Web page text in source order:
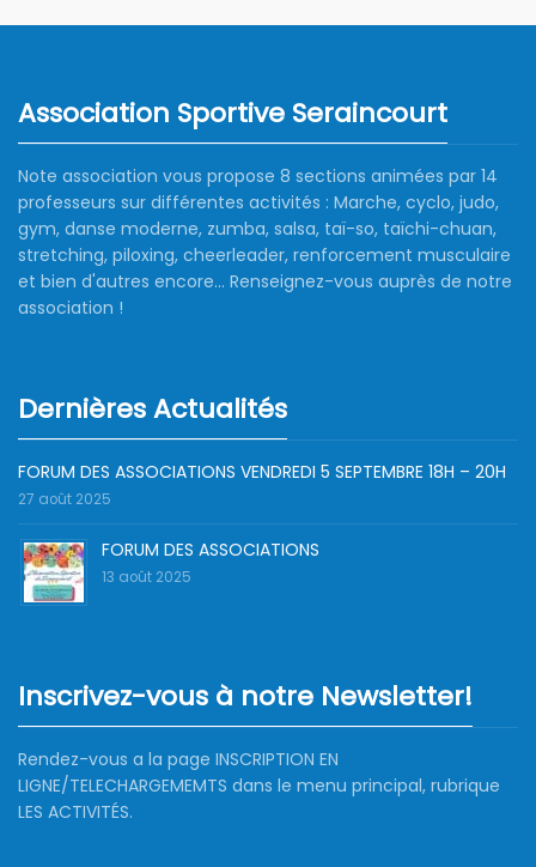
Association Sportive Seraincourt
Note association vous propose 8 sections animées par 14
professeurs sur différentes activités : Marche, cyclo, judo,
gym, danse moderne, zumba, salsa, taï-so, taïchi-chuan,
stretching, piloxing, cheerleader, renforcement musculaire
et bien d'autres encore... Renseignez-vous auprès de notre
association !
Dernières Actualités
FORUM DES ASSOCIATIONS VENDREDI 5 SEPTEMBRE 18H – 20H
27 août 2025
FORUM DES ASSOCIATIONS
13 août 2025
Inscrivez-vous à notre Newsletter!
Rendez-vous a la page INSCRIPTION EN
LIGNE/TELECHARGEMEMTS dans le menu principal, rubrique
LES ACTIVITÉS.